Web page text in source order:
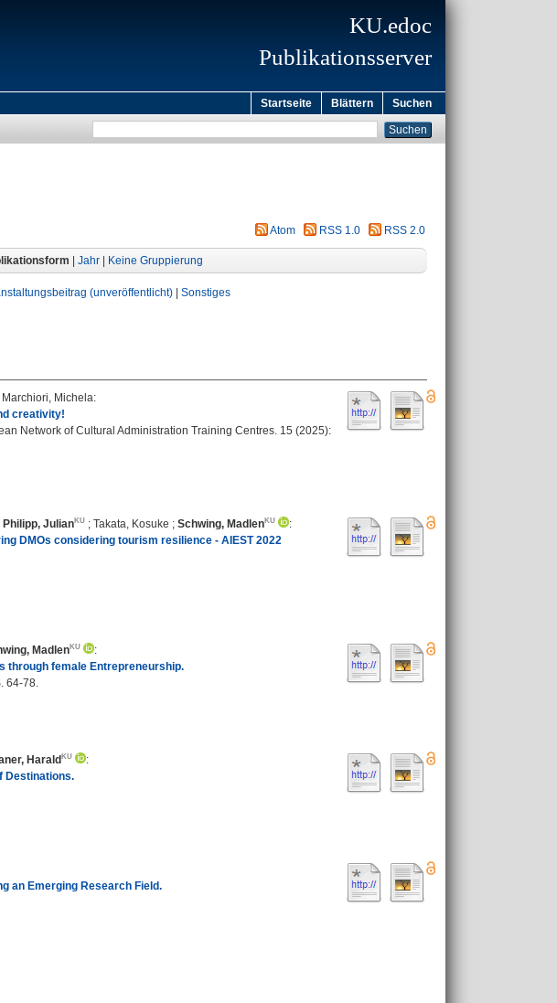
KU.edoc
Publikationsserver
Startseite Blättern Suchen
Atom RSS 1.0 RSS 2.0
Jahr| Keine Gruppierung
(unveröffentlicht) Sonstiges
Marchiori, Michela:
creativity!
Network of Cultural Administration Training Centres. 15 (2025):
Philipp, Julian ; Takata, Kosuke ; Schwing, Madlen
:
DMOs considering tourism resilience - AIEST 2022
Madlen
:
through female Entrepreneurship.
64-78.
Harald
:
Destinations.
an Emerging Research Field.